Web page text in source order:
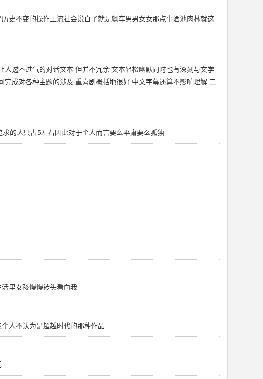
史不变的操作上流社会说白了就是飙车男男女女那点事酒池肉林就这
透不过气的对话文本 但并不冗余 文本轻松幽默同时也有深刻与文学
成对各种主题的涉及 重喜剧概括地很好 中文字幕还算不影响理解 二
的人只占5左右因此对于个人而言要么平庸要么孤独
里女孩慢慢转头看向我
人不认为是超越时代的那种作品